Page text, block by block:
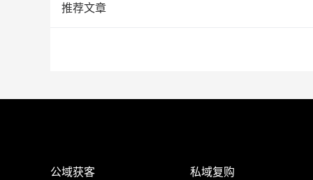
推荐文章
公域获客 私域复购